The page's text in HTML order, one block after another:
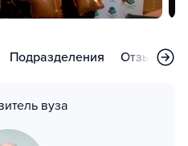
Подразделения Отзывы
вуза